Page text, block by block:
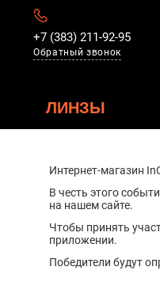
+7 (383) 211-92-95
Обратный звонок
ЛИНЗЫ
Интернет-магазин
В честь этого
на нашем сайте.
Чтобы принять
приложении.
Победители будут